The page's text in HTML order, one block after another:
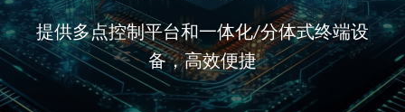
提供多点控制平台和一体化/分体式终端设
备，高效便捷